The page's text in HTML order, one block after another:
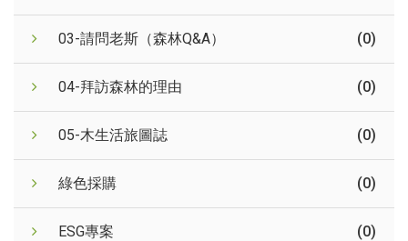
03-請問老斯（森林Q&A） (0)
04-拜訪森林的理由 (0)
05-木生活旅圖誌 (0)
綠色採購 (0)
ESG專案 (0)